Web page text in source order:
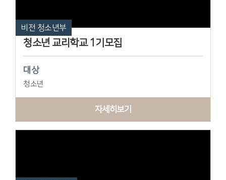
비전 청소년부
청소년 교리학교 1기모집
대상
청소년
자세히보기